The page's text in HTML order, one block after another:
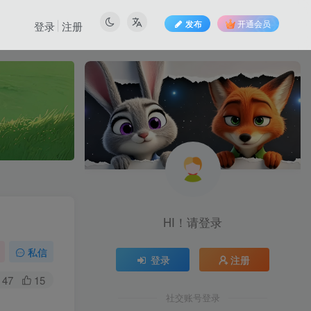
发布 开通会员
登录 注册
也想出现在这里？ 联系我们
私信
47 15
HI！请登录
登录 注册
社交账号登录